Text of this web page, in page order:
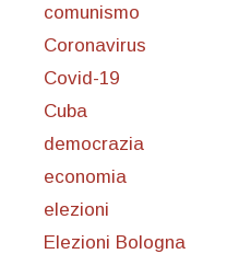
comunismo
Coronavirus
Covid-19
Cuba
democrazia
economia
elezioni
Elezioni Bologna